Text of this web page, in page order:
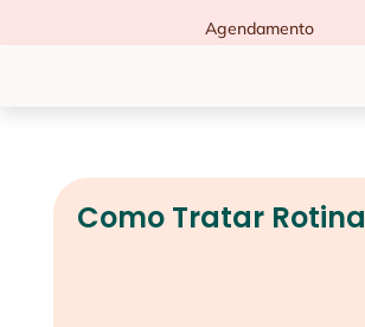
Agendamento
Como Tratar Rotina